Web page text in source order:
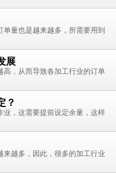
量也是越来越多，所需要用到
展
高，从而导致各加工行业的订单
？
业，这需要提前设定余量，这样
越多，因此，很多的加工行业